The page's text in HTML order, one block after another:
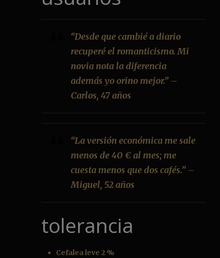
“Desde que cambié a diario
recuperé el romanticismo. Mi
novia nota la diferencia
además yo orino mejor.” –
Carlos, 47 años
“La versión económica me sale
menos de 40 € al mes; me
cuesta menos que dos cafés.” –
Miguel, 52 años
tolerancia
Cefalea leve 2 %